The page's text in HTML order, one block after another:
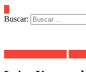
Buscar: